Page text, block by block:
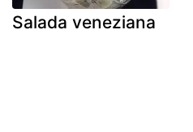
Salada veneziana